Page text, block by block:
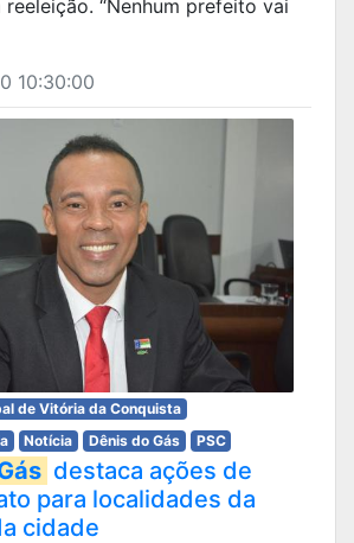
reeleição. “Nenhum prefeito vai
10:30:00
de Vitória da Conquista
Notícia Dênis do Gás PSC
destaca ações de
para localidades da
cidade